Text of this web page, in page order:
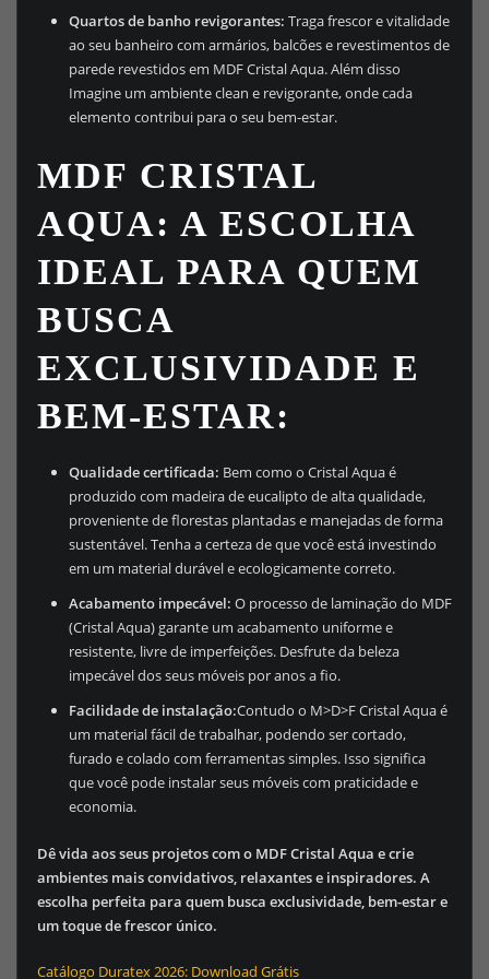
Quartos de banho revigorantes: Traga frescor e vitalidade
ao seu banheiro com armários, balcões e revestimentos de
parede revestidos em MDF Cristal Aqua. Além disso
Imagine um ambiente clean e revigorante, onde cada
elemento contribui para o seu bem-estar.
MDF CRISTAL
AQUA: A ESCOLHA
IDEAL PARA QUEM
BUSCA
EXCLUSIVIDADE E
BEM-ESTAR:
Qualidade certificada: Bem como o Cristal Aqua é
produzido com madeira de eucalipto de alta qualidade,
proveniente de florestas plantadas e manejadas de forma
sustentável. Tenha a certeza de que você está investindo
em um material durável e ecologicamente correto.
Acabamento impecável: O processo de laminação do MDF
(Cristal Aqua) garante um acabamento uniforme e
resistente, livre de imperfeições. Desfrute da beleza
impecável dos seus móveis por anos a fio.
Facilidade de instalação:Contudo o M>D>F Cristal Aqua é
um material fácil de trabalhar, podendo ser cortado,
furado e colado com ferramentas simples. Isso significa
que você pode instalar seus móveis com praticidade e
economia.
Dê vida aos seus projetos com o MDF Cristal Aqua e crie
ambientes mais convidativos, relaxantes e inspiradores. A
escolha perfeita para quem busca exclusividade, bem-estar e
um toque de frescor único.
Catálogo Duratex 2026: Download Grátis